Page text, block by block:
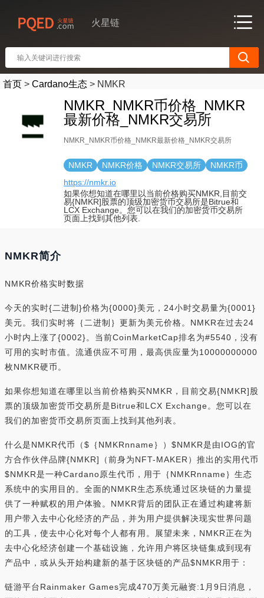
火星链
首页 > Cardano生态 > NMKR
NMKR_NMKR币价格_NMKR
最新价格_NMKR交易所
NMKR_NMKR币价格_NMKR最新价格_NMKR交易所
NMKR NMKR价格 NMKR交易所
NMKR币
https://nmkr.io
如果你想知道在哪里以当前价格购买NMKR,目前交
易{NMKR]股票的顶级加密货币交易所是Bitrue和
LCX Exchange。您可以在我们的加密货币交易所
页面上找到其他列表.
NMKR简介
NMKR价格实时数据
今天的实时{二进制}价格为{0000}美元，24小时交易量为{0001}
美元。我们实时将｛二进制｝更新为美元价格。NMKR在过去24
小时内上涨了{0002}。当前CoinMarketCap排名为#5540，没有
可用的实时市值。流通供应不可用，最高供应量为10000000000
枚NMKR硬币。
如果你想知道在哪里以当前价格购买NMKR，目前交易{NMKR]股
票的顶级加密货币交易所是Bitrue和LCX Exchange。您可以在
我们的加密货币交易所页面上找到其他列表。
什么是NMKR代币（$｛NMKRnname｝）$NMKR是由IOG的官
方合作伙伴品牌{NMKR]（前身为NFT-MAKER）推出的实用代币
$NMKR是一种Cardano原生代币，用于｛NMKRnname｝生态
系统中的实用目的。全面的NMKR生态系统通过区块链的力量提
供了一种赋权的用户体验。NMKR背后的团队正在通过构建将新
用户带入去中心化经济的产品，并为用户提供解决现实世界问题
的工具，使去中心化对每个人都有用。展望未来，NMKR正在为
去中心化经济创建一个基础设施，允许用户将区块链集成到现有
产品中，或从头开始构建新的基于区块链的产品$NMKR用于：
链游平台Rainmaker Games完成470万美元融资:1月9日消息，